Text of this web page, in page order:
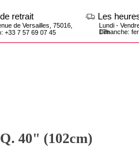
Les heures d'ouverture
Lundi - Vendredi: 10h - 19h. Samdi: 10h -
17h
Dimanche: fermé
40" (102cm)